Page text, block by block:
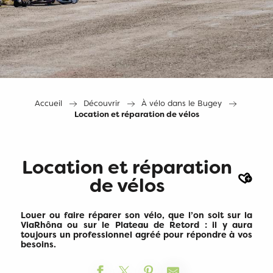
Accueil Découvrir
À vélo dans le Bugey
Location et réparation de vélos
Location et réparation
de vélos
Louer ou faire réparer son vélo, que l’on soit sur la
ViaRhôna ou sur le Plateau de Retord : il y aura
toujours un professionnel agréé pour répondre à vos
besoins.